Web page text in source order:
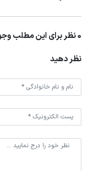
0 نظر برای این مطلب وجود دارد
نظر دهید